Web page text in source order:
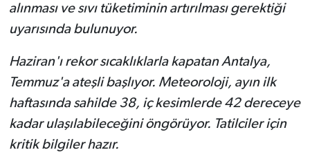
alınması ve sıvı tüketiminin artırılması gerektiği
uyarısında bulunuyor.
Haziran'ı rekor sıcaklıklarla kapatan Antalya,
Temmuz'a ateşli başlıyor. Meteoroloji, ayın ilk
haftasında sahilde 38, iç kesimlerde 42 dereceye
kadar ulaşılabileceğini öngörüyor. Tatilciler için
kritik bilgiler hazır.